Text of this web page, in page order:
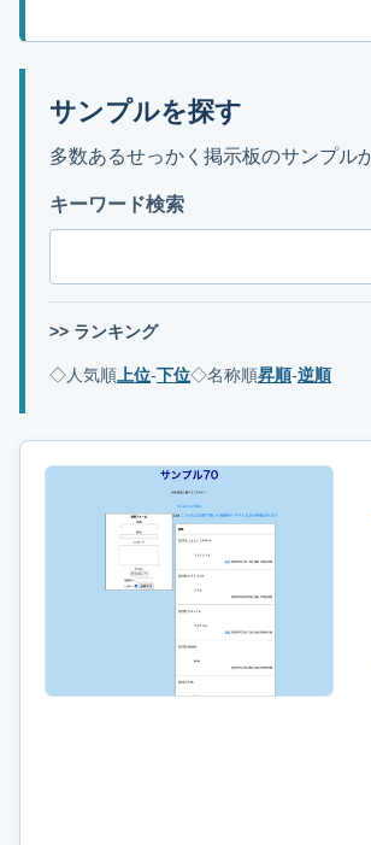
サンプルを探す
多数あるせっかく掲示板のサンプル
キーワード検索
>> ランキング
◇人気順 上位-下位◇名称順昇順-逆順